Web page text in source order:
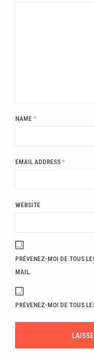
NAME *
EMAIL ADDRESS *
WEBSITE
PRÉVENEZ-MOI DE TOUS
MAIL.
PRÉVENEZ-MOI DE TOUS